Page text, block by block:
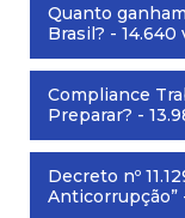
Quanto
Brasil? - 14.640
Compliance
Preparar? -
Decreto nº
Anticorrupção”